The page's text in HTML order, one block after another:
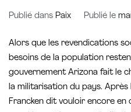
Publié dans Paix Publié le
Alors que les revendications
besoins de la population
gouvernement Arizona fait le
la militarisation du pays. Après
Francken dit vouloir encore en